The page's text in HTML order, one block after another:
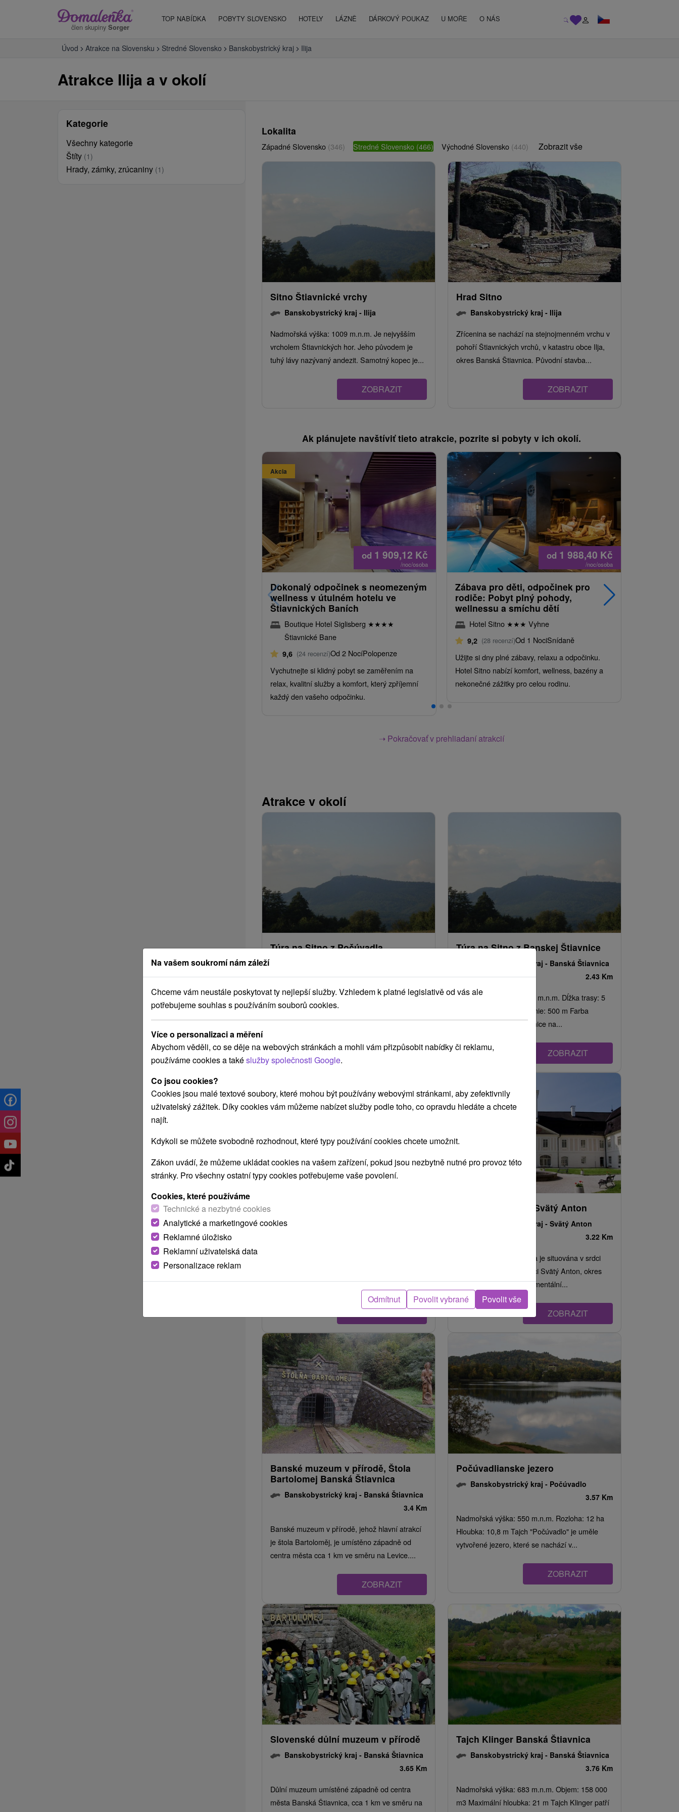
člen skupiny Sorger
TOP NABÍDKA POBYTY SLOVENSKO HOTELY LÁZNĚ DÁRKOVÝ POUKAZ U MOŘE O NÁS
Úvod Atrakce na Slovensku Stredné Slovensko Banskobystrický kraj Ilija
Atrakce Ilija a v okolí
Kategorie
Všechny kategorie
Štíty (1)
Hrady, zámky, zrúcaniny (1)
Lokalita
Západné Slovensko (346) Stredné Slovensko (466) Východné Slovensko (440) Zobrazit vše
Sitno Štiavnické vrchy
Banskobystrický kraj - Ilija
Nadmořská výška: 1009 m.n.m. Je nejvyšším
vrcholem Štiavnických hor. Jeho původem je
tuhý lávy nazývaný andezit. Samotný kopec je...
ZOBRAZIT
Hrad Sitno
Banskobystrický kraj - Ilija
Zřícenina se nachází na stejnojmenném vrchu v
pohoří Štiavnických vrchů, v katastru obce Ilja,
okres Banská Štiavnica. Původní stavba...
ZOBRAZIT
Ak plánujete navštíviť tieto atrakcie, pozrite si pobyty v ich okolí.
Akcia
od 1 909,12 Kč
/noc/osoba
Dokonalý odpočinek s neomezeným
wellness v útulném hotelu ve
Štiavnických Baních
Boutique Hotel Siglisberg ★★★★
Štiavnické Bane
9,6 (24 recenzí)Od 2 NocíPolopenze
Vychutnejte si klidný pobyt se zaměřením na
relax, kvalitní služby a komfort, který zpříjemní
každý den vašeho odpočinku.
od 1 988,40 Kč
/noc/osoba
Zábava pro děti, odpočinek pro
rodiče: Pobyt plný pohody,
wellnessu a smíchu dětí
Hotel Sitno ★★★ Vyhne
9,2 (28 recenzí)Od 1 NociSnídaně
Užijte si dny plné zábavy, relaxu a odpočinku.
Hotel Sitno nabízí komfort, wellness, bazény a
nekonečné zážitky pro celou rodinu.
➝ Pokračovať v prehliadaní atrakcií
Atrakce v okolí
Túra na Sitno z Počúvadla
2.42 Km
Nadmorská výška: 1 009 m.n.m. Dĺžka trasy: 3,5
km Trvanie: 1 h Prevýšenie: 300 m Farba
značky: Z Počúvadla, od jazera sa...
ZOBRAZIT
Túra na Sitno z Banskej Štiavnice
Banskobystrický kraj - Banská Štiavnica
2.43 Km
Nadmorská výška: 1 009 m.n.m. Dĺžka trasy: 5
km Trvanie: 2 h Prevýšenie: 500 m Farba
značky: Z Banskej Štiavnice na...
ZOBRAZIT
Rozhledna Sitno
Banskobystrický kraj -
m.n.m., v katastru obce Ilija. Byla...
Kaštieľ (muzeum) Svätý Anton
Banskobystrický kraj - Svätý Anton
3.22 Km
Národní kulturní památka je situována v srdci
Štiavnických vrchů, v obci Svätý Anton, okres
Banská Štiavnica. Monumentální...
ZOBRAZIT
Banské muzeum v přírodě, Štola
Bartolomej Banská Štiavnica
Banskobystrický kraj - Banská Štiavnica
3.4 Km
Banské muzeum v přírodě, jehož hlavní atrakcí
je štola Bartoloměj, je umístěno západně od
centra města cca 1 km ve směru na Levice....
ZOBRAZIT
Počúvadlianske jezero
Banskobystrický kraj - Počúvadlo
3.57 Km
Nadmořská výška: 550 m.n.m. Rozloha: 12 ha
Hloubka: 10,8 m Tajch "Počúvadlo" je uměle
vytvořené jezero, které se nachází v...
ZOBRAZIT
Slovenské důlní muzeum v přírodě
Banskobystrický kraj - Banská Štiavnica
3.65 Km
Důlní muzeum umístěné západně od centra
města Banská Štiavnica, cca 1 km ve směru na
Tajch Klinger Banská Štiavnica
Banskobystrický kraj - Banská Štiavnica
3.76 Km
Nadmořská výška: 683 m.n.m. Objem: 158 000
m3 Maximální hloubka: 21 m Tajch Klinger patří
Na vašem soukromí nám záleží
Chceme vám neustále poskytovat ty nejlepší služby. Vzhledem k platné legislativě od vás ale
potřebujeme souhlas s používáním souborů cookies.
Více o personalizaci a měření
Abychom věděli, co se děje na webových stránkách a mohli vám přizpůsobit nabídky či reklamu,
používáme cookies a takéslužby společnosti Google.
Co jsou cookies?
Cookies jsou malé textové soubory, které mohou být používány webovými stránkami, aby zefektivnily
uživatelský zážitek. Díky cookies vám můžeme nabízet služby podle toho, co opravdu hledáte a chcete
najít.
Kdykoli se můžete svobodně rozhodnout, které typy používání cookies chcete umožnit.
Zákon uvádí, že můžeme ukládat cookies na vašem zařízení, pokud jsou nezbytně nutné pro provoz této
stránky. Pro všechny ostatní typy cookies potřebujeme vaše povolení.
Cookies, které používáme
Technické a nezbytné cookies
Analytické a marketingové cookies
Reklamné úložisko
Reklamní uživatelská data
Personalizace reklam
Odmítnut Povolit vybrané Povolit vše